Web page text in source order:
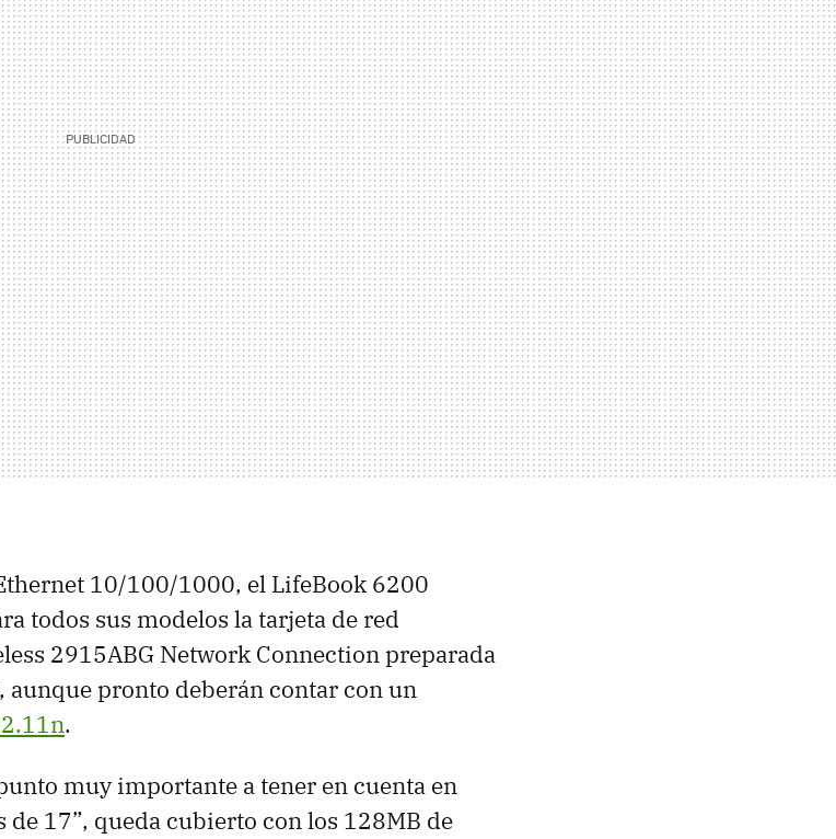
10/100/1000, el LifeBook 6200
todos sus modelos la tarjeta de red
2915ABG Network Connection preparada
pronto deberán contar con un
.
muy importante a tener en cuenta en
17”, queda cubierto con los 128MB de